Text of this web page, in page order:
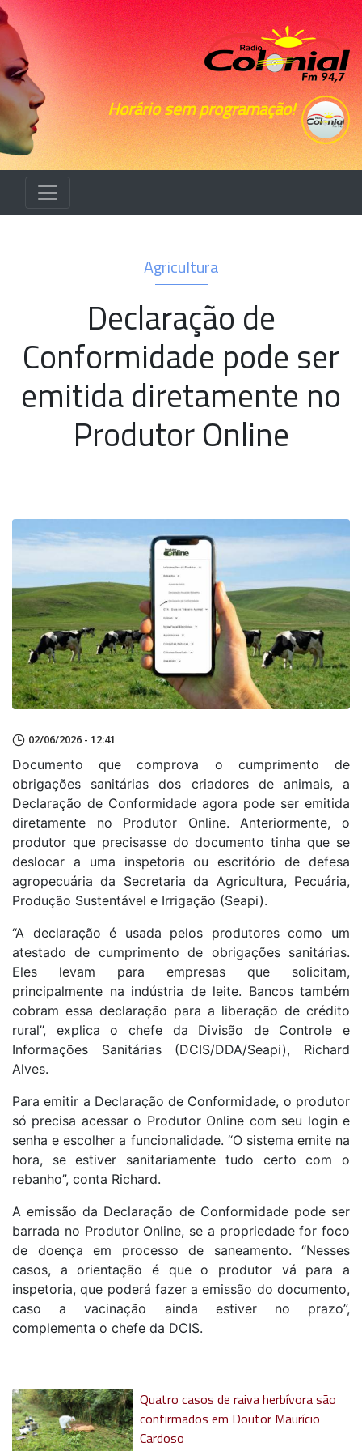
Horário sem programação!
Agricultura
Declaração de
Conformidade pode ser
emitida diretamente no
Produtor Online
02/06/2026 - 12:41
Documento que comprova o cumprimento de
obrigações sanitárias dos criadores de animais, a
Declaração de Conformidade agora pode ser emitida
diretamente no Produtor Online. Anteriormente, o
produtor que precisasse do documento tinha que se
deslocar a uma inspetoria ou escritório de defesa
agropecuária da Secretaria da Agricultura, Pecuária,
Produção Sustentável e Irrigação (Seapi).
“A declaração é usada pelos produtores como um
atestado de cumprimento de obrigações sanitárias.
Eles levam para empresas que solicitam,
principalmente na indústria de leite. Bancos também
cobram essa declaração para a liberação de crédito
rural”, explica o chefe da Divisão de Controle e
Informações Sanitárias (DCIS/DDA/Seapi), Richard
Alves.
Para emitir a Declaração de Conformidade, o produtor
só precisa acessar o Produtor Online com seu login e
senha e escolher a funcionalidade. “O sistema emite na
hora, se estiver sanitariamente tudo certo com o
rebanho”, conta Richard.
A emissão da Declaração de Conformidade pode ser
barrada no Produtor Online, se a propriedade for foco
de doença em processo de saneamento. “Nesses
casos, a orientação é que o produtor vá para a
inspetoria, que poderá fazer a emissão do documento,
caso a vacinação ainda estiver no prazo”,
complementa o chefe da DCIS.
Quatro casos de raiva herbívora são
confirmados em Doutor Maurício
Cardoso